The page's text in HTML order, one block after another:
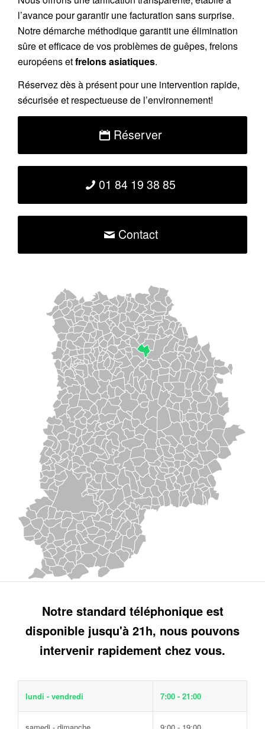
l’avance pour garantir une facturation sans surprise.
Notre démarche méthodique garantit une élimination
sûre et efficace de vos problèmes de guêpes, frelons
européens etfrelons asiatiques.
Réservezdès à présent pour une intervention rapide,
sécurisée et respectueuse de l’environnement!
Réserver
01 84 19 38 85
Contact
Notre standard téléphonique est
disponible jusqu'à 21h, nous pouvons
intervenir rapidement chez vous.
lundi - vendredi 7:00 - 21:00